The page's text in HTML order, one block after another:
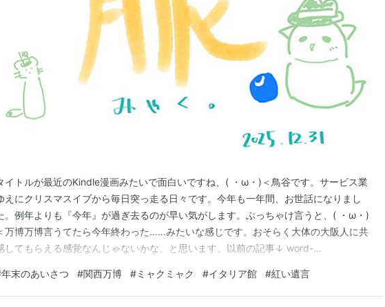
イトルが最近のKindle漫画みたいで面白いですね、( ・ω・)＜鳥谷です。サービス業
えにクリスマスイブから毎日突っ走る日々です。今年も一年間、お世話になりまし
。例年よりも『今年』が過ぎ去るのが早い気がします。ぶっちゃけ言うと、( ・ω・)
万博万博言うてたら今年終わった……みたいな感じです。おそらく大体の大阪人に共
してもらえる感覚なんじゃないかな、と思います。以前の記事↓ word-
でやっぱり思い出深い、というか完全に人様に話すときにネタになるのは、ラスト万
。別名、「何が何でもイタリ…
年末のあいさつ #関西万博 #ミャクミャク #イタリア館 #紅い遺言